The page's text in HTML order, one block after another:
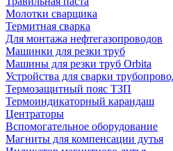
Молотки сварщика
Термитная сварка
Для монтажа нефтегазопроводов
Машинки для резки труб
Машины для резки труб Orbita
Устройства для сварки
Термозащитный пояс ТЗП
Термоиндикаторный карандаш
Центраторы
Вспомогательное оборудование
Магниты для компенсации дутья